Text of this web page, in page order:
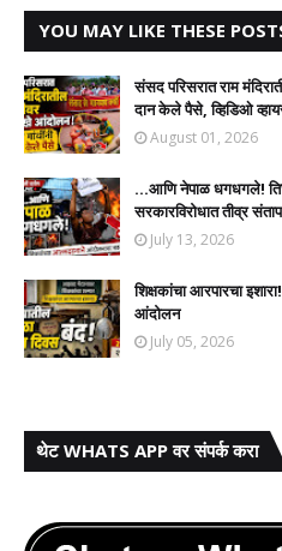
YOU MAY LIKE THESE
संसद परिसरात राम
दान केले पैसे, व्हिडिओ
August 01, 2026
...आणि नेपाळ धगधगले!
सरकारविरोधात तीव्र संताप
July 13, 2026
शिक्षकांचा आरपारचा
आंदोलन
July 05, 2026
थेट WHATS APP वर संपर्क करा